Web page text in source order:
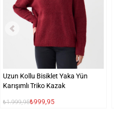
Uzun Kollu Bisiklet Yaka Yün
Karışımlı Triko Kazak
₺1.999,95₺999,95